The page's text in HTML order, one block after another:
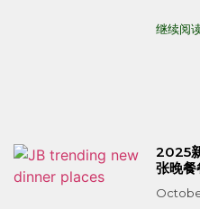
继续阅
2025
张晚